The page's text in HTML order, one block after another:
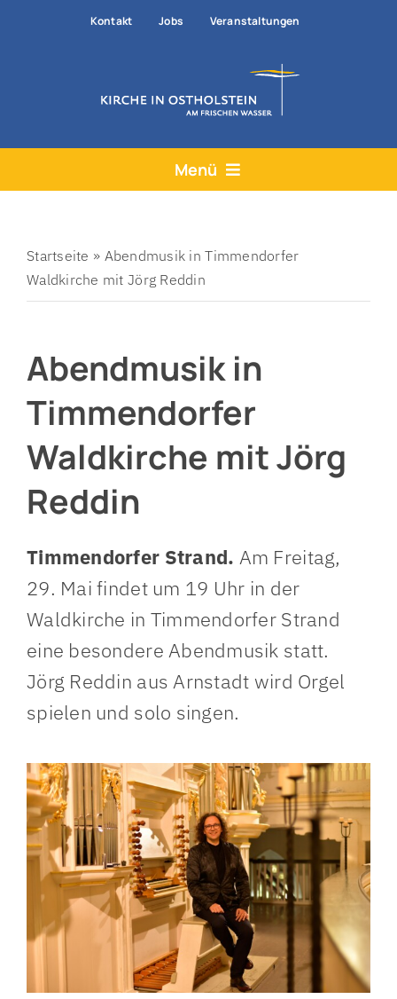
Kontakt Jobs Veranstaltungen
Menü
Angebote
Prävention
Startseite » Abendmusik in Timmendorfer
Waldkirche mit Jörg Reddin
Abendmusik in
Timmendorfer
Waldkirche mit Jörg
Reddin
Timmendorfer Strand. Am Freitag,
29. Mai findet um 19 Uhr in der
Waldkirche in Timmendorfer Strand
eine besondere Abendmusik statt.
Jörg Reddin aus Arnstadt wird Orgel
spielen und solo singen.